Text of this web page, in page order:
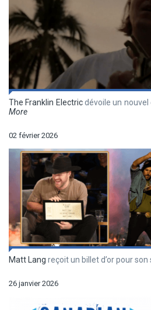
The Franklin Electricdévoile un
More
02 février 2026
Matt Lang reçoit un billet d’or pour son
26 janvier 2026